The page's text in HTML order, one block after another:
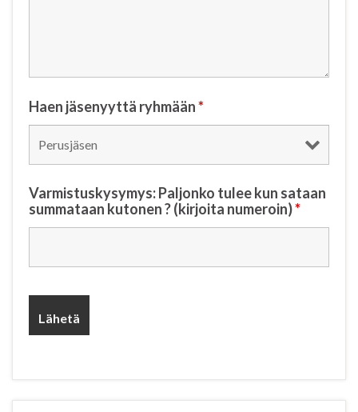
Haen jäsenyyttä ryhmään*
Varmistuskysymys: Paljonko tulee kun sataan
summataan kutonen ? (kirjoita numeroin)*